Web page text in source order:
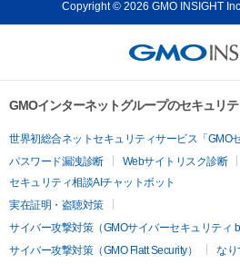
Copyright © 2026 GMO INSIGHT
GMOインターネットグループのセキュリ
世界初総合ネットセキュリティサービス「GMO
パスワード漏洩診断
Webサイトリスク診断
セキュリティ相談AIチャットボット
実在証明・盗聴対策
サイバー攻撃対策（GMOサイバーセキュリティ
サイバー攻撃対策（GMO Flatt Security）
なり